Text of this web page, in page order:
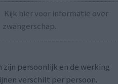
Kijk hier voor informatie over
zwangerschap.
zijn persoonlijk en de werking
verschilt per persoon.